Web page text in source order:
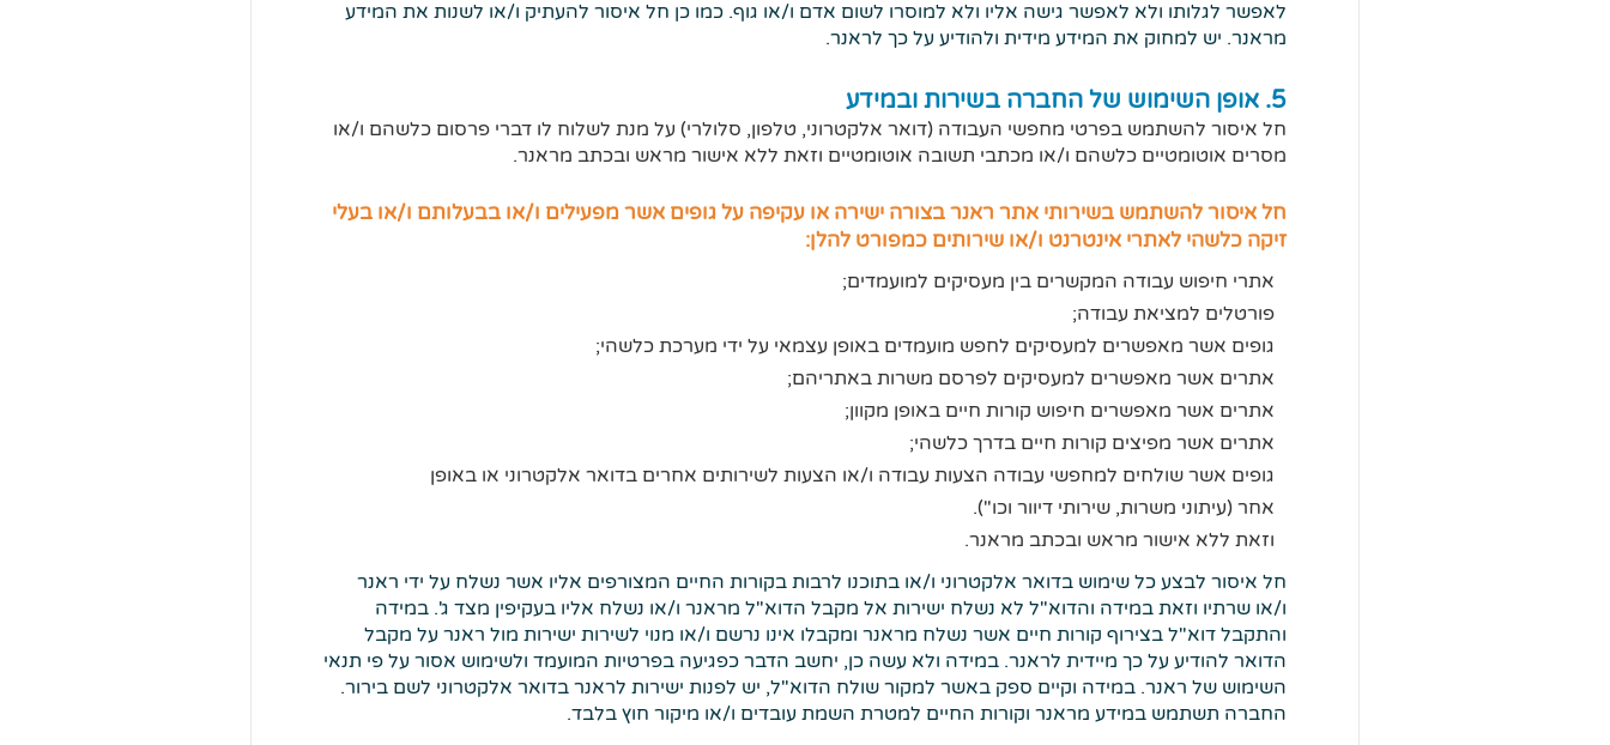
לאפשר לגלותו ולא לאפשר גישה אליו ולא למוסרו לשום אדם ו/או גוף. כמו כן חל איסור להעתיק ו/או לשנות את המידע
מראנר. יש למחוק את המידע מידית ולהודיע על כך לראנר.
5. אופן השימוש של החברה בשירות ובמידע
חל איסור להשתמש בפרטי מחפשי העבודה (דואר אלקטרוני, טלפון, סלולרי) על מנת לשלוח לו דברי פרסום כלשהם ו/או
מסרים אוטומטיים כלשהם ו/או מכתבי תשובה אוטומטיים וזאת ללא אישור מראש ובכתב מראנר.
חל איסור להשתמש בשירותי אתר ראנר בצורה ישירה או עקיפה על גופים אשר מפעילים ו/או בבעלותם ו/או בעלי
זיקה כלשהי לאתרי אינטרנט ו/או שירותים כמפורט להלן:
אתרי חיפוש עבודה המקשרים בין מעסיקים למועמדים;
פורטלים למציאת עבודה;
גופים אשר מאפשרים למעסיקים לחפש מועמדים באופן עצמאי על ידי מערכת כלשהי;
אתרים אשר מאפשרים למעסיקים לפרסם משרות באתריהם;
אתרים אשר מאפשרים חיפוש קורות חיים באופן מקוון;
אתרים אשר מפיצים קורות חיים בדרך כלשהי;
גופים אשר שולחים למחפשי עבודה הצעות עבודה ו/או הצעות לשירותים אחרים בדואר אלקטרוני או באופן
אחר (עיתוני משרות, שירותי דיוור וכו").
וזאת ללא אישור מראש ובכתב מראנר.
חל איסור לבצע כל שימוש בדואר אלקטרוני ו/או בתוכנו לרבות בקורות החיים המצורפים אליו אשר נשלח על ידי ראנר
ו/או שרתיו וזאת במידה והדוא"ל לא נשלח ישירות אל מקבל הדוא"ל מראנר ו/או נשלח אליו בעקיפין מצד ג'. במידה
והתקבל דוא"ל בצירוף קורות חיים אשר נשלח מראנר ומקבלו אינו נרשם ו/או מנוי לשירות ישירות מול ראנר על מקבל
הדואר להודיע על כך מיידית לראנר. במידה ולא עשה כן, יחשב הדבר כפגיעה בפרטיות המועמד ולשימוש אסור על פי תנאי
השימוש של ראנר. במידה וקיים ספק באשר למקור שולח הדוא"ל, יש לפנות ישירות לראנר בדואר אלקטרוני לשם בירור.
החברה תשתמש במידע מראנר וקורות החיים למטרת השמת עובדים ו/או מיקור חוץ בלבד.